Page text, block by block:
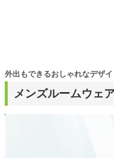
メンズルームウェ
外出もできるおしゃれなデザ